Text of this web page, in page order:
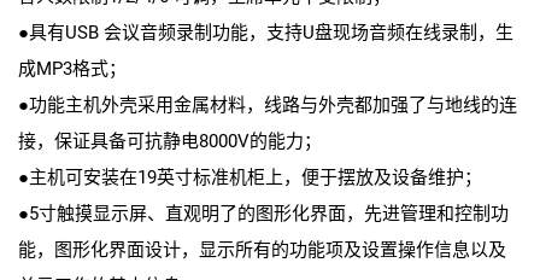
●具有USB 会议音频录制功能，支持U盘现场音频在线录制，生
成MP3格式；
●功能主机外壳采用金属材料，线路与外壳都加强了与地线的连
接，保证具备可抗静电8000V的能力；
●主机可安装在19英寸标准机柜上，便于摆放及设备维护；
●5寸触摸显示屏、直观明了的图形化界面，先进管理和控制功
能，图形化界面设计，显示所有的功能项及设置操作信息以及